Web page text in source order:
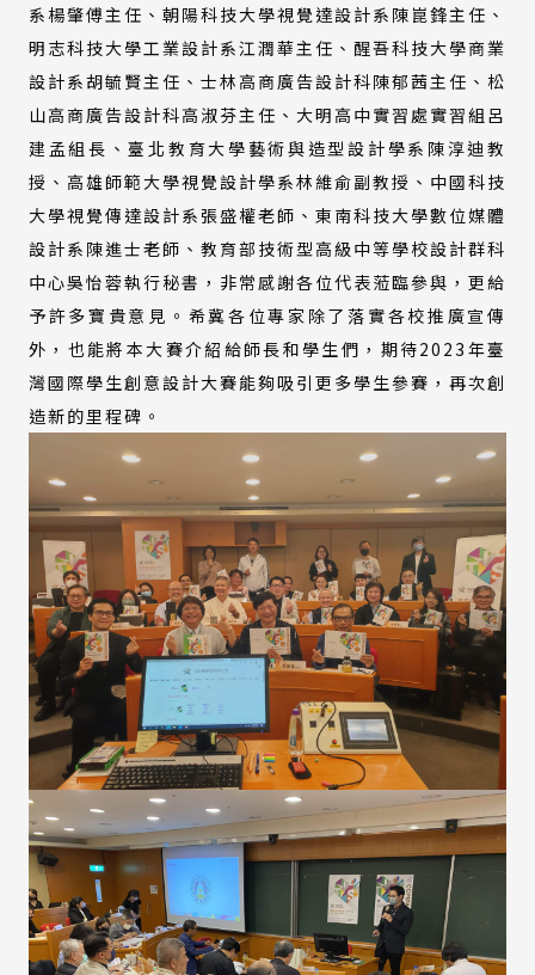
系楊肇傅主任、朝陽科技大學視覺達設計系陳崑鋒主任、
明志科技大學工業設計系江潤華主任、醒吾科技大學商業
設計系胡毓賢主任、士林高商廣告設計科陳郁茜主任、松
山高商廣告設計科高淑芬主任、大明高中實習處實習組呂
建孟組長、臺北教育大學藝術與造型設計學系陳淳迪教
授、高雄師範大學視覺設計學系林維俞副教授、中國科技
大學視覺傳達設計系張盛權老師、東南科技大學數位媒體
設計系陳進士老師、教育部技術型高級中等學校設計群科
中心吳怡蓉執行秘書，非常感謝各位代表蒞臨參與，更給
予許多寶貴意見。希冀各位專家除了落實各校推廣宣傳
外，也能將本大賽介紹給師長和學生們，期待2023年臺
灣國際學生創意設計大賽能夠吸引更多學生參賽，再次創
造新的里程碑。